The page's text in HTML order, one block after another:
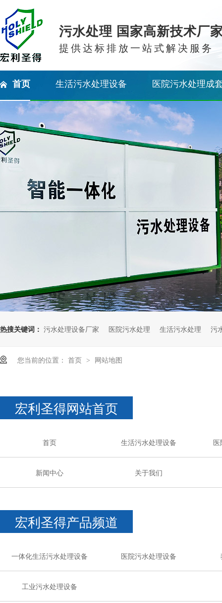
污水处理 国家高新技术厂
提供达标排放一站式解决服务
首页 生活污水处理设备 医院污水处理成
热搜关键词： 污水处理设备厂家 医院污水处理 生活污水处理 污
您当前的位置： 首页 > 网站地图
宏利圣得网站首页
首页 生活污水处理设备
新闻中心 关于我们
宏利圣得产品频道
一体化生活污水处理设备 医院污水处理设备
工业污水处理设备